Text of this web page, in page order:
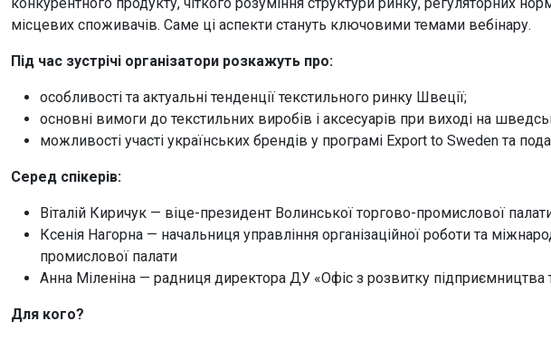
місцевих споживачів. Саме ці аспекти стануть ключовими темами вебінару.
Під час зустрічі організатори розкажуть про:
особливості та актуальні тенденції текстильного ринку Швеції;
основні вимоги до текстильних виробів і аксесуарів при виході на
можливості участі українських брендів у програмі Export to Sweden та
Серед спікерів:
Віталій Киричук — віце-президент Волинської торгово-промислової
Ксенія Нагорна — начальниця управління організаційної роботи та
промислової палати
Анна Міленіна — радниця директора ДУ «Офіс з розвитку підприємництва
Для кого?